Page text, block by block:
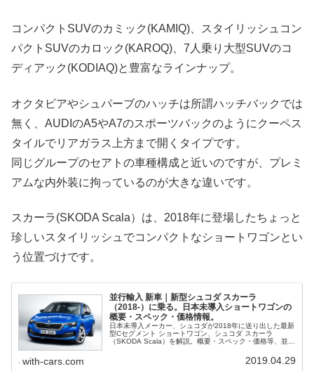
コンパクトSUVのカミック(KAMIQ)、スタイリッシュコン
パクトSUVのカロック(KAROQ)、7人乗り大型SUVのコ
ディアック(KODIAQ)と豊富なラインナップ。
オクタビアやシュパーブのハッチは所謂ハッチバックでは
無く、AUDIのA5やA7のスポーツバックのようにクーペス
タイルでリアガラス上方まで開くタイプです。
同じグループのセアトの車種構成と近いのですが、プレミ
アムな内外装に拘っているのが大きな違いです。
スカーラ(SKODA Scala）は、2018年に登場したちょっと
珍しいスタイリッシュでコンパクトなショートワゴンとい
う位置づけです。
並行輸入 新車｜新型シュコダ スカーラ
（2018-）に乗る。日本未導入ショートワゴンの
概要・スペック・価格情報。
日本未導入メーカー、シュコダが2018年に送り出した最新
型Cセグメント ショートワゴン、シュコダ スカーラ
（SKODA Scala）を解説。概要・スペック・価格等、並行
with-cars.com 2019.04.29